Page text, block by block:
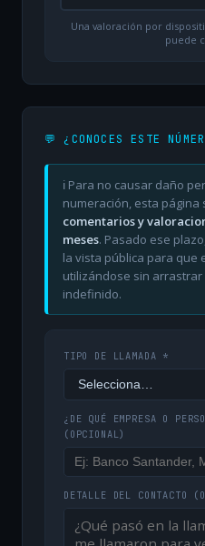
Una valoración por
puede
💬 ¿CONOCES ESTE
ℹ️ Para no causar daño
numeración, esta página
comentarios y
meses. Pasado ese
la vista pública para que
utilizándose sin
indefinido.
TIPO DE LLAMADA *
¿DE QUÉ EMPRESA O
(OPCIONAL)
DETALLE DEL CONTACTO